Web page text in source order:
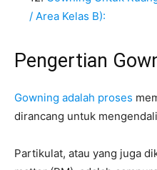
/ Area Kelas B):
Pengertian
Gowning adalah proses
dirancang untuk
Partikulat, atau yang juga